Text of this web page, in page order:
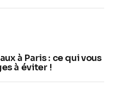
à Paris : ce qui vous
à éviter !